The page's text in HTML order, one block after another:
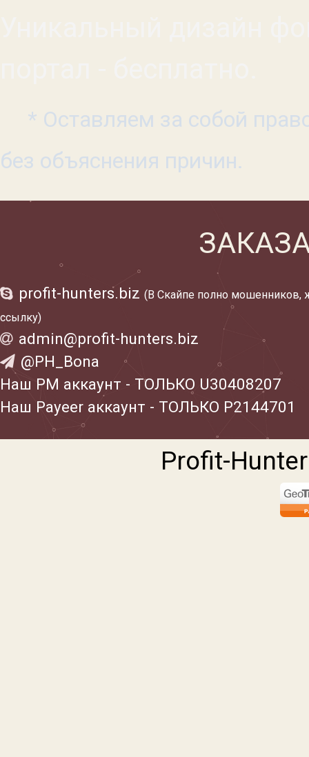
* Оставляем за собой
без объяснения причин.
profit-hunters.biz (В Скайпе полно мошенников,
ссылку)
admin@profit-hunters.biz
@PH_Bona
Наш PM аккаунт - ТОЛЬКО U30408207
Наш Payeer аккаунт - ТОЛЬКО P2144701
Profit-